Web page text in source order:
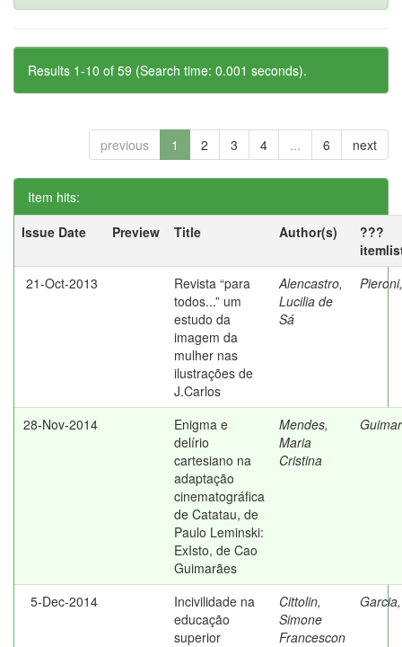
Results 1-10 of 59 (Search time: 0.001 seconds).
previous 1 2 3 4 ... 6 next
Item hits:
Issue Date
Preview Title Author(s)
???
21-Oct-2013
Revista “para
todos...” um
estudo da
imagem da
mulher nas
ilustrações de
J.Carlos
Alencastro,
Lucilia de
Sá
28-Nov-2014
Enigma e
delírio
cartesiano na
adaptação
cinematográfica
de Catatau, de
Paulo Leminski:
ExIsto, de Cao
Guimarães
Mendes,
Maria
Cristina
5-Dec-2014
Incivilidade na
educação
superior
Cittolin,
Simone
Francescon